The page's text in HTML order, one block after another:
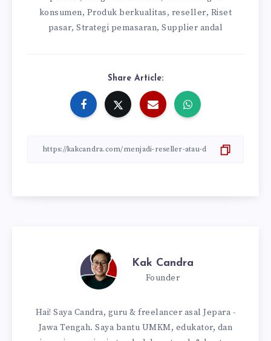
konsumen, Produk berkualitas, reseller, Riset
pasar,Strategi pemasaran,Supplier andal
Share Article:
Kak Candra
Founder
Hai! Saya Candra, guru & freelancer asal Jepara -
Jawa Tengah. Saya bantu UMKM, edukator, dan